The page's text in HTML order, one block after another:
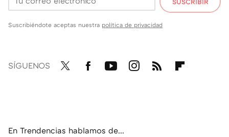
Suscribiéndote aceptas nuestra política de privacidad
SÍGUENOS
En Trendencias hablamos de...